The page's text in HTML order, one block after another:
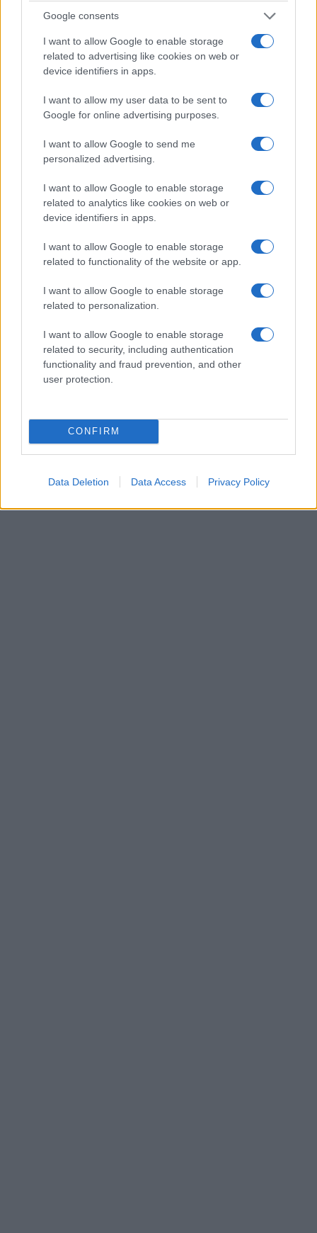
Google consents
I want to allow Google to enable storage
related to advertising like cookies on web or
device identifiers in apps.
I want to allow my user data to be sent to
Google for online advertising purposes.
I want to allow Google to send me
personalized advertising.
I want to allow Google to enable storage
related to analytics like cookies on web or
device identifiers in apps.
I want to allow Google to enable storage
related to functionality of the website or app.
I want to allow Google to enable storage
related to personalization.
I want to allow Google to enable storage
related to security, including authentication
functionality and fraud prevention, and other
user protection.
CONFIRM
Data Deletion Data Access Privacy Policy